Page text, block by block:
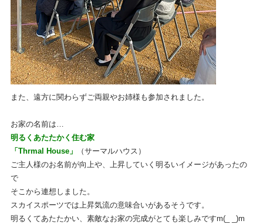
また、遠方に関わらずご両親やお姉様も参加されました。
お家の名前は…
明るくあたたかく住む家
「Thrmal House」
（サーマルハウス）
ご主人様のお名前が向上や、上昇していく明るいイメージがあったの
で
そこから連想しました。
スカイスポーツでは上昇気流の意味合いがあるそうです。
明るくてあたたかい、素敵なお家の完成がとても楽しみですm(_ _)m